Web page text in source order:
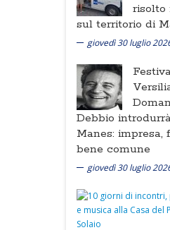
risolto
sul territorio di
giovedì 30 luglio
Debbio
Manes: impresa,
bene comune
giovedì 30 luglio